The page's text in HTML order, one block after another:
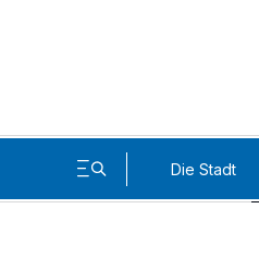
Die Stadt